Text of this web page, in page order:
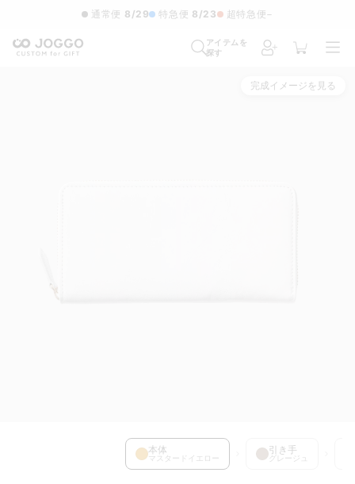
通常便 8/29 特急便 8/23 超特急便−
アイテムを
探す
完成イメージを見る
本体
マスタードイエロー
引き手
グレージュ